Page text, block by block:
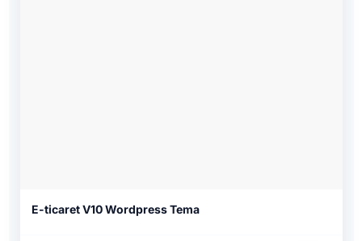
E-ticaret V10 Wordpress Tema